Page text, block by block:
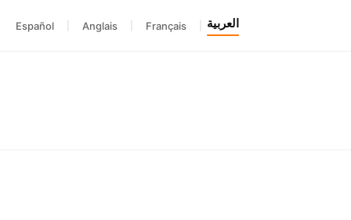
العربية Français
Anglais
Español